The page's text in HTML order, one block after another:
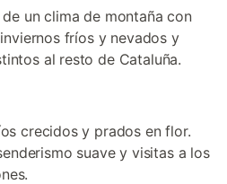
un clima de montaña con
fríos y nevados y
al resto de Cataluña.
crecidos y prados en flor.
suave y visitas a los